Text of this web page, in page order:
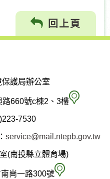
回上頁
護局辦公室
660號c棟2、3樓 南
縣
7530
service@mail.ntepb.gov.tw
(南投縣立體育場)
崗一路300號 空